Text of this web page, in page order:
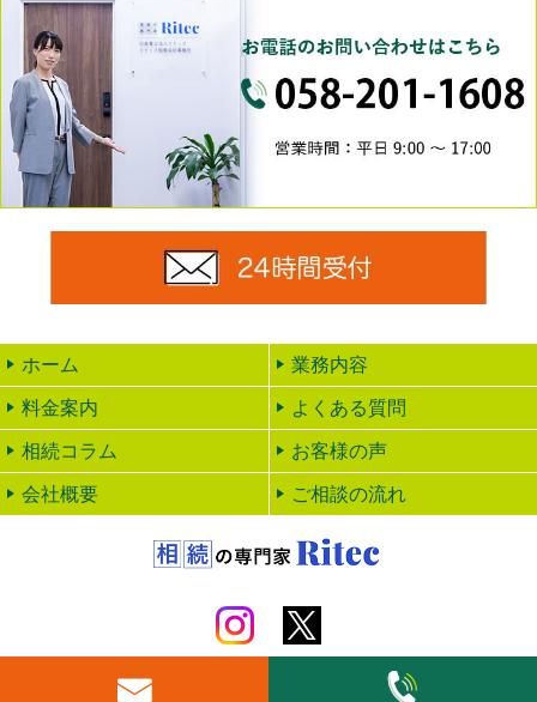
ホーム 業務内容
料金案内 よくある質問
相続コラム お客様の声
会社概要 ご相談の流れ
Copyright © 岐阜 相続手続き・相続税申告【リテック】